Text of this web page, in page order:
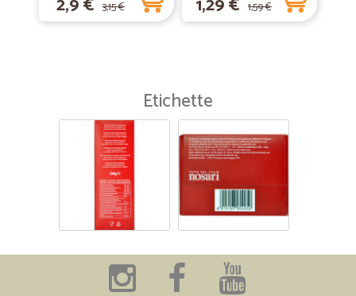
3,15 € 1,59 €
Etichette